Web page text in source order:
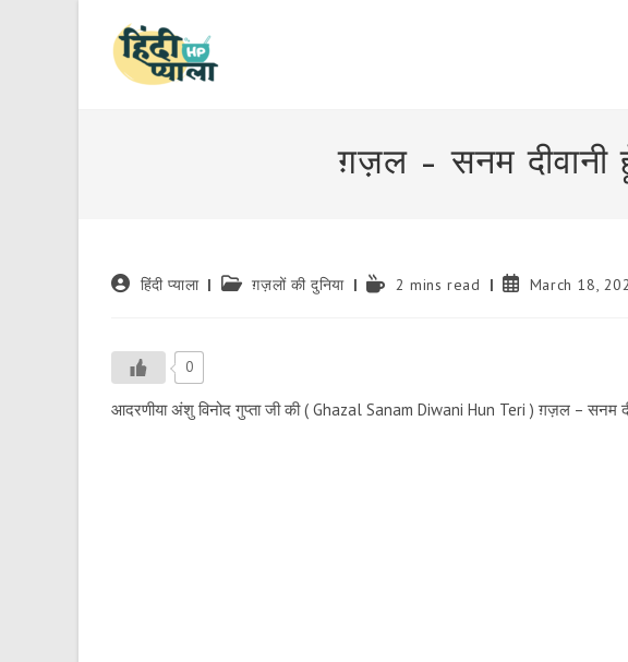
ग़ज़ल – सनम
Post हिंदी प्याला
Post ग़ज़लों की दुनिया
Reading2 mins read
PostMarch 18,
0
आदरणीया अंशु विनोद गुप्ता जी की ( Ghazal Sanam Diwani Hun Teri ) ग़ज़ल – सनम